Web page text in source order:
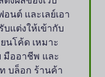
นต์ และเลย์เอา
แต่งให้เข้ากับ
นโค้ด เหมาะ
มืออาชีพ และ
บล็อก ร้านค้า